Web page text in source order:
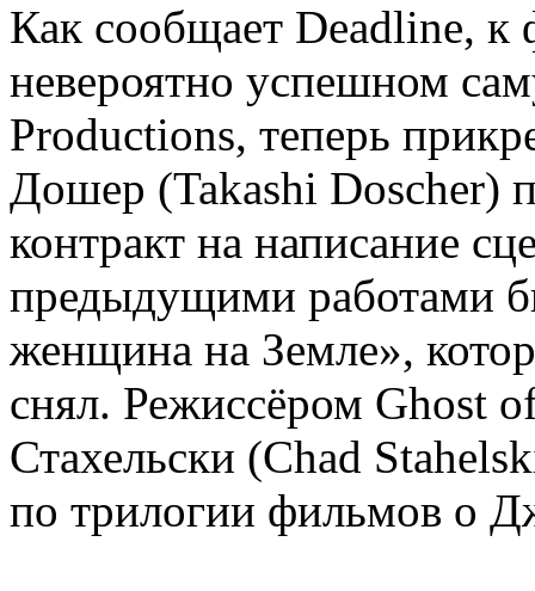
Как сообщает Deadline, к
невероятно успешном
Productions, теперь
Дошер (Takashi Doscher)
контракт на написание
предыдущими работами
женщина на Земле»,
снял. Режиссёром Ghost
Стахельски (Chad
по трилогии фильмов о